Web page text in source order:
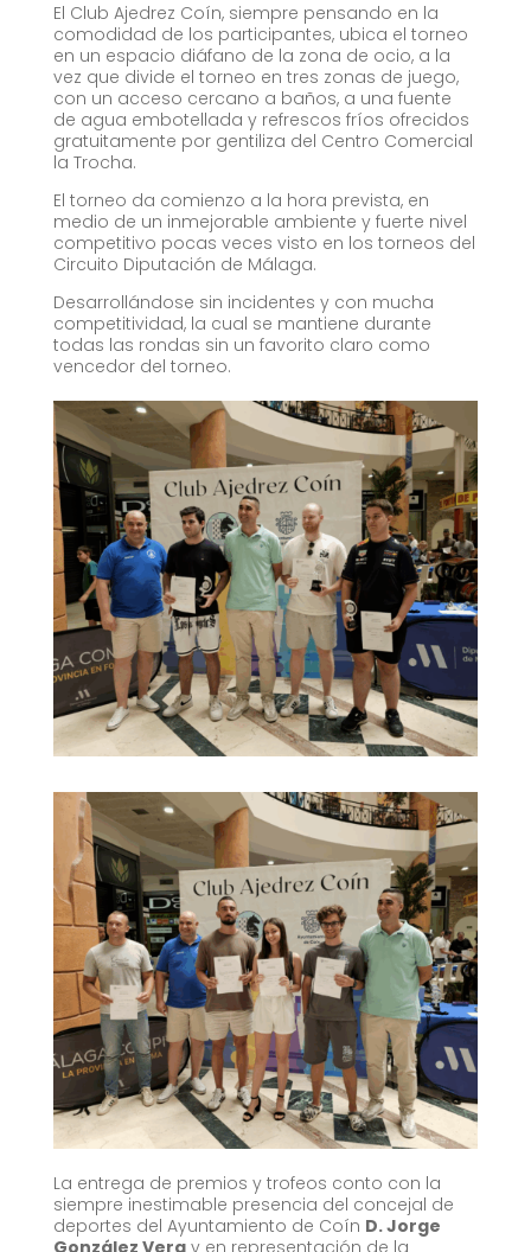
El Club Ajedrez Coín, siempre pensando en la
comodidad de los participantes, ubica el torneo
en un espacio diáfano de la zona de ocio, a la
vez que divide el torneo en tres zonas de juego,
con un acceso cercano a baños, a una fuente
de agua embotellada y refrescos fríos ofrecidos
gratuitamente por gentiliza del Centro Comercial
la Trocha.
El torneo da comienzo a la hora prevista, en
medio de un inmejorable ambiente y fuerte nivel
competitivo pocas veces visto en los torneos del
Circuito Diputación de Málaga.
Desarrollándose sin incidentes y con mucha
competitividad, la cual se mantiene durante
todas las rondas sin un favorito claro como
vencedor del torneo.
La entrega de premios y trofeos conto con la
siempre inestimable presencia del concejal de
deportes del Ayuntamiento de Coín D. Jorge
González Veray en representación de la